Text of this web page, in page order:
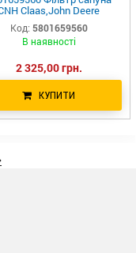
Claas,John Deere
580165956 504334915
Код: 5801659560
В наявності
2 325,00 грн.
КУПИТИ